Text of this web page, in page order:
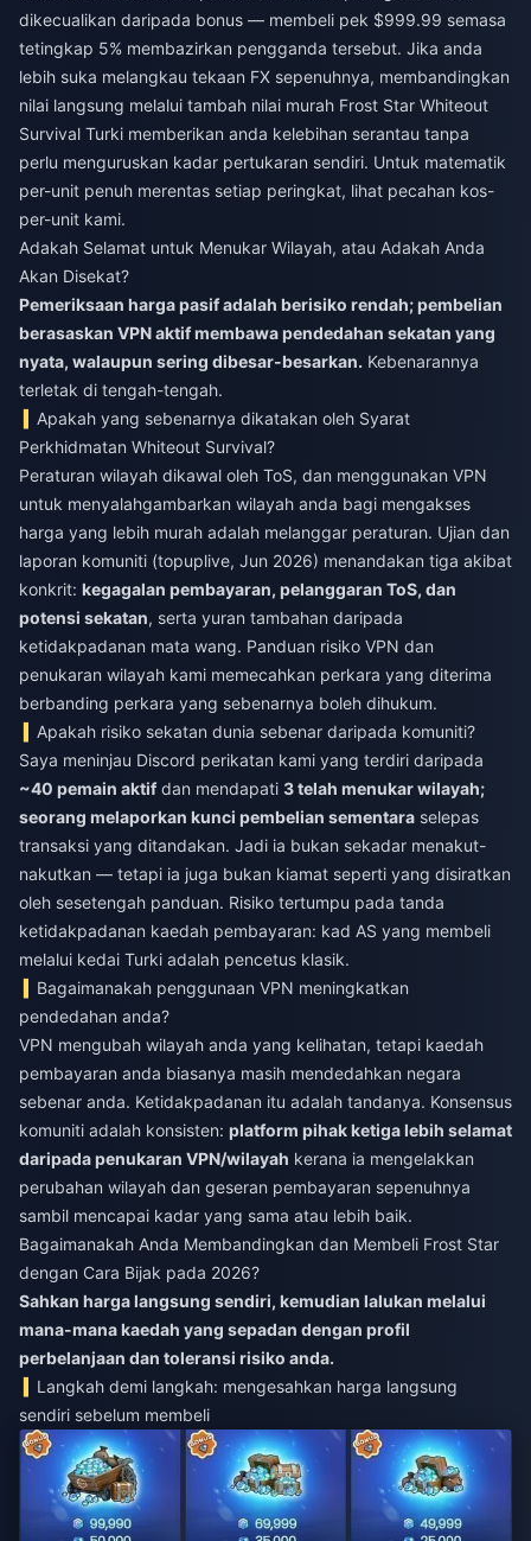
dikecualikan daripada bonus — membeli pek $999.99 semasa
tetingkap 5% membazirkan pengganda tersebut. Jika anda
lebih suka melangkau tekaan FX sepenuhnya, membandingkan
nilai langsung melalui tambah nilai murah Frost Star Whiteout
Survival Turki memberikan anda kelebihan serantau tanpa
perlu menguruskan kadar pertukaran sendiri. Untuk matematik
per-unit penuh merentas setiap peringkat, lihat pecahan kos-
per-unit kami.
Adakah Selamat untuk Menukar Wilayah, atau Adakah Anda
Akan Disekat?
Pemeriksaan harga pasif adalah berisiko rendah; pembelian
berasaskan VPN aktif membawa pendedahan sekatan yang
nyata, walaupun sering dibesar-besarkan. Kebenarannya
terletak di tengah-tengah.
Apakah yang sebenarnya dikatakan oleh Syarat
Perkhidmatan Whiteout Survival?
Peraturan wilayah dikawal oleh ToS, dan menggunakan VPN
untuk menyalahgambarkan wilayah anda bagi mengakses
harga yang lebih murah adalah melanggar peraturan. Ujian dan
laporan komuniti (topuplive, Jun 2026) menandakan tiga akibat
konkrit: kegagalan pembayaran, pelanggaran ToS, dan
potensi sekatan, serta yuran tambahan daripada
ketidakpadanan mata wang. Panduan risiko VPN dan
penukaran wilayah kami memecahkan perkara yang diterima
berbanding perkara yang sebenarnya boleh dihukum.
Apakah risiko sekatan dunia sebenar daripada komuniti?
Saya meninjau Discord perikatan kami yang terdiri daripada
~40 pemain aktifdan mendapati 3 telah menukar wilayah;
seorang melaporkan kunci pembelian sementara selepas
transaksi yang ditandakan. Jadi ia bukan sekadar menakut-
nakutkan — tetapi ia juga bukan kiamat seperti yang disiratkan
oleh sesetengah panduan. Risiko tertumpu pada tanda
ketidakpadanan kaedah pembayaran: kad AS yang membeli
melalui kedai Turki adalah pencetus klasik.
Bagaimanakah penggunaan VPN meningkatkan
pendedahan anda?
VPN mengubah wilayah anda yang kelihatan, tetapi kaedah
pembayaran anda biasanya masih mendedahkan negara
sebenar anda. Ketidakpadanan itu adalah tandanya. Konsensus
komuniti adalah konsisten: platform pihak ketiga lebih selamat
daripada penukaran VPN/wilayah kerana ia mengelakkan
perubahan wilayah dan geseran pembayaran sepenuhnya
sambil mencapai kadar yang sama atau lebih baik.
Bagaimanakah Anda Membandingkan dan Membeli Frost Star
dengan Cara Bijak pada 2026?
Sahkan harga langsung sendiri, kemudian lalukan melalui
mana-mana kaedah yang sepadan dengan profil
perbelanjaan dan toleransi risiko anda.
Langkah demi langkah: mengesahkan harga langsung
sendiri sebelum membeli